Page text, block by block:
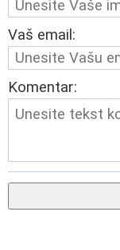
Vaš email:
Komentar: